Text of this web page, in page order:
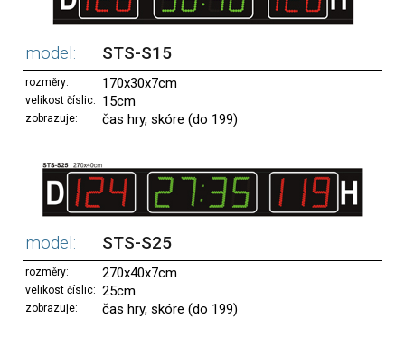
model: STS-S15
rozměry: 170x30x7cm
velikost číslic: 15cm
zobrazuje: čas hry, skóre (do 199)
model: STS-S25
rozměry: 270x40x7cm
velikost číslic: 25cm
zobrazuje: čas hry, skóre (do 199)